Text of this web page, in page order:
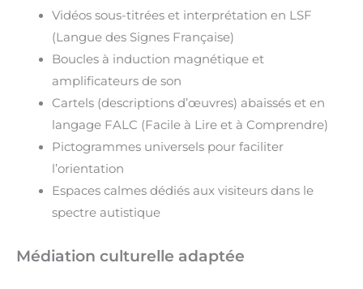
Vidéos sous-titrées et interprétation en LSF
(Langue des Signes Française)
Boucles à induction magnétique et
amplificateurs de son
Cartels (descriptions d’œuvres) abaissés et en
langage FALC (Facile à Lire et à Comprendre)
Pictogrammes universels pour faciliter
l’orientation
Espaces calmes dédiés aux visiteurs dans le
spectre autistique
Médiation culturelle adaptée